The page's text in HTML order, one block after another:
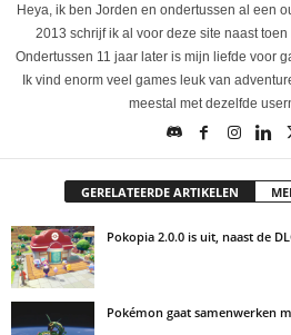
Heya, ik ben Jorden en ondertussen al een
2013 schrijf ik al voor deze site naast
Ondertussen 11 jaar later is mijn liefde voor
Ik vind enorm veel games leuk van
meestal met dezelfde
GERELATEERDE ARTIKELEN
Pokopia 2.0.0 is uit, naast de
Pokémon gaat samenwerken